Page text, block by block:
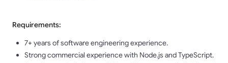
Requirements:
7+ years of software engineering experience.
Strong commercial experience with Node.js and TypeScript.